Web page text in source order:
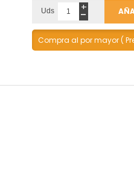
Uds +
-
Compra al por mayor (